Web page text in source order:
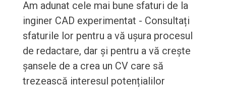
Am adunat cele mai bune sfaturi de la
inginer CAD experimentat - Consultați
sfaturile lor pentru a vă ușura procesul
de redactare, dar și pentru a vă crește
șansele de a crea un CV care să
trezească interesul potențialilor